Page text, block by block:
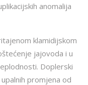
anomalija
klamidijskom
jajovoda i u
Doplerski
promjena od